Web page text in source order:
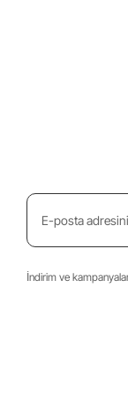
İndirim ve